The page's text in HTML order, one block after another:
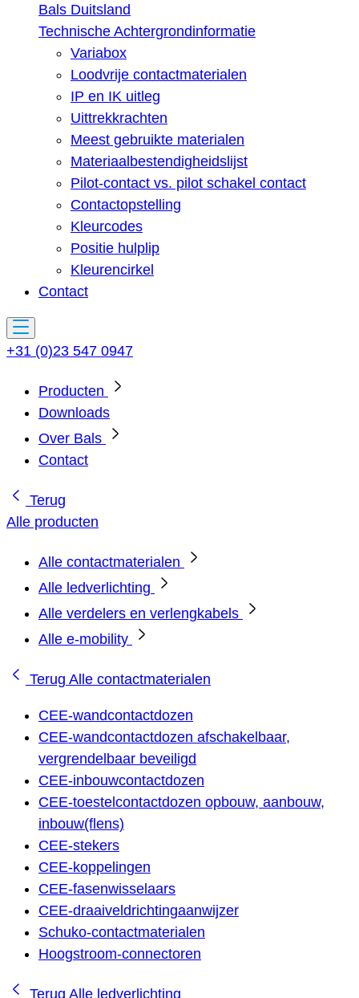
Bals Duitsland
Technische Achtergrondinformatie
Variabox
Loodvrije contactmaterialen
IP en IK uitleg
Uittrekkrachten
Meest gebruikte materialen
Materiaalbestendigheidslijst
Pilot-contact vs. pilot schakel contact
Contactopstelling
Kleurcodes
Positie hulplip
Kleurencirkel
Contact
+31 (0)23 547 0947
Producten
Downloads
Over Bals
Contact
Terug
Alle producten
Alle contactmaterialen
Alle ledverlichting
Alle verdelers en verlengkabels
Alle e-mobility
Terug Alle contactmaterialen
CEE-wandcontactdozen
CEE-wandcontactdozen afschakelbaar,
vergrendelbaar beveiligd
CEE-inbouwcontactdozen
CEE-toestelcontactdozen opbouw, aanbouw,
inbouw(flens)
CEE-stekers
CEE-koppelingen
CEE-fasenwisselaars
CEE-draaiveldrichtingaanwijzer
Schuko-contactmaterialen
Hoogstroom-connectoren
Terug Alle ledverlichting